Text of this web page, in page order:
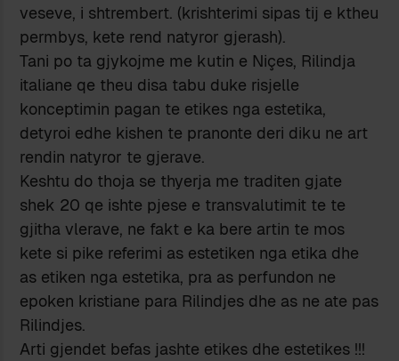
veseve, i shtrembert. (krishterimi sipas tij e ktheu
permbys, kete rend natyror gjerash).
Tani po ta gjykojme me kutin e Niçes, Rilindja
italiane qe theu disa tabu duke risjelle
konceptimin pagan te etikes nga estetika,
detyroi edhe kishen te pranonte deri diku ne art
rendin natyror te gjerave.
Keshtu do thoja se thyerja me traditen gjate
shek 20 qe ishte pjese e transvalutimit te te
gjitha vlerave, ne fakt e ka bere artin te mos
kete si pike referimi as estetiken nga etika dhe
as etiken nga estetika, pra as perfundon ne
epoken kristiane para Rilindjes dhe as ne ate pas
Rilindjes.
Arti gjendet befas jashte etikes dhe estetikes !!!